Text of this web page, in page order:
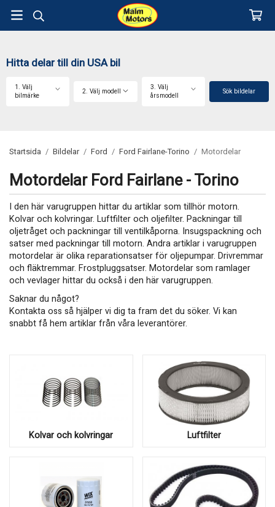
Hitta delar till din USA bil
1. Välj
bilmärke
2. Välj modell
3. Välj
årsmodell
Sök bildelar
Startsida / Bildelar / Ford / Ford Fairlane-Torino / Motordelar
Motordelar Ford Fairlane - Torino
I den här varugruppen hittar du artiklar som tillhör motorn.
Kolvar och kolvringar. Luftfilter och oljefilter. Packningar till
oljetråget och packningar till ventilkåporna. Insugspackning och
satser med packningar till motorn. Andra artiklar i varugruppen
motordelar är olika reparationsatser för oljepumpar. Drivremmar
och fläktremmar. Frostpluggsatser. Motordelar som ramlager
och vevlager hittar du också i den här varugruppen.
Saknar du något?
Kontakta oss så hjälper vi dig ta fram det du söker. Vi kan
snabbt få hem artiklar från våra leverantörer.
Kolvar och kolvringar Luftfilter